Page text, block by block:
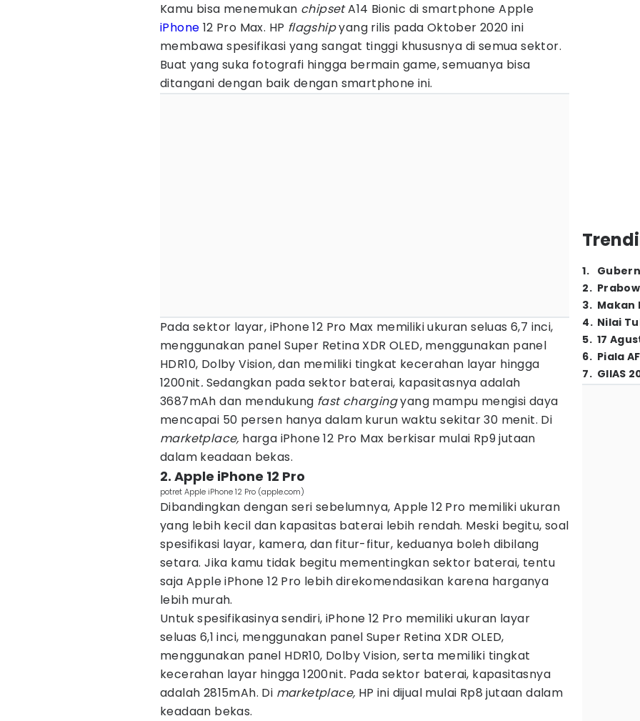
Kamu bisa menemukan chipsetA14 Bionic di smartphone Apple
iPhone 12 Pro Max. HP flagshipyang rilis pada Oktober 2020 ini
membawa spesifikasi yang sangat tinggi khususnya di semua sektor.
Buat yang suka fotografi hingga bermain game, semuanya bisa
ditangani dengan baik dengan smartphone ini.
Pada sektor layar, iPhone 12 Pro Max memiliki ukuran seluas 6,7 inci,
menggunakan panel Super Retina XDR OLED, menggunakan panel
HDR10, Dolby Vision,dan memiliki tingkat kecerahan layar hingga
1200nit. Sedangkan pada sektor baterai, kapasitasnya adalah
3687mAh dan mendukung fast chargingyang mampu mengisi daya
mencapai 50 persen hanya dalam kurun waktu sekitar 30 menit. Di
marketplace, harga iPhone 12 Pro Max berkisar mulai Rp9 jutaan
dalam keadaan bekas.
2. Apple iPhone 12 Pro
potret Apple iPhone 12 Pro (apple.com)
Dibandingkan dengan seri sebelumnya, Apple 12 Pro memiliki ukuran
yang lebih kecil dan kapasitas baterai lebih rendah. Meski begitu, soal
spesifikasi layar, kamera, dan fitur-fitur, keduanya boleh dibilang
setara. Jika kamu tidak begitu mementingkan sektor baterai, tentu
saja Apple iPhone 12 Pro lebih direkomendasikan karena harganya
lebih murah.
Untuk spesifikasinya sendiri, iPhone 12 Pro memiliki ukuran layar
seluas 6,1 inci, menggunakan panel Super Retina XDR OLED,
menggunakan panel HDR10, Dolby Vision, serta memiliki tingkat
kecerahan layar hingga 1200nit. Pada sektor baterai, kapasitasnya
adalah 2815mAh. Di marketplace, HP ini dijual mulai Rp8 jutaan dalam
keadaan bekas.
1.
2.
3. Makan
4. Nilai
5. 17
6. Piala
7. GIIAS